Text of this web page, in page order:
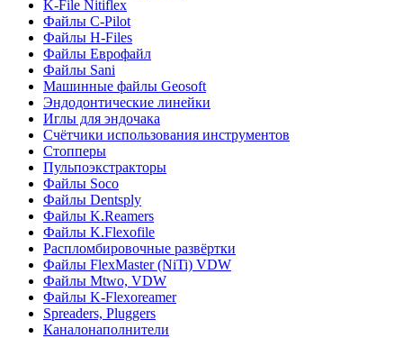
K-File Nitiflex
Файлы C-Pilot
Файлы H-Files
Файлы Еврофайл
Файлы Sani
Машинные файлы Geosoft
Эндодонтические линейки
Иглы для эндочака
Счётчики использования инструментов
Стопперы
Пульпоэкстракторы
Файлы Soco
Файлы Dentsply
Файлы K.Reamers
Файлы K.Flexofile
Распломбировочные развёртки
Файлы FlexMaster (NiTi) VDW
Файлы Mtwo, VDW
Файлы K-Flexoreamer
Spreaders, Pluggers
Каналонаполнители